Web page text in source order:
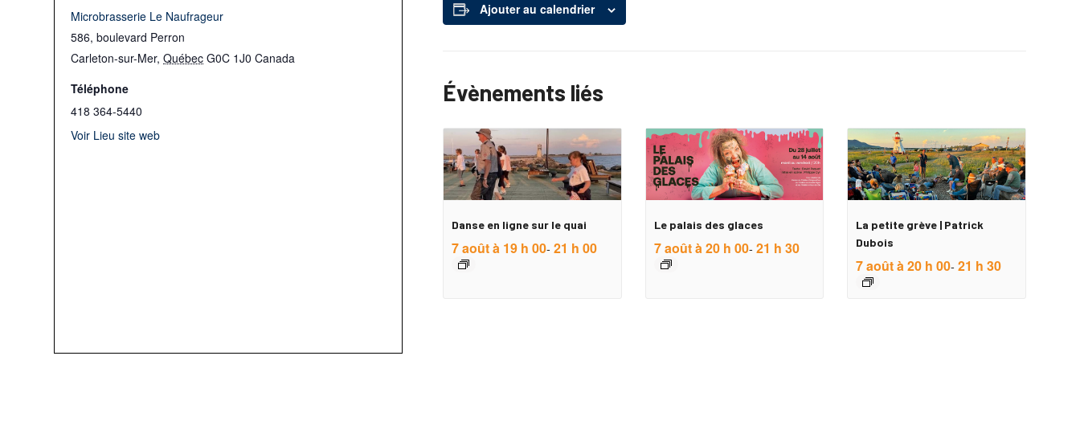
Ajouter au calendrier
Évènements liés
Danse en ligne sur le quai
7 août à 19 h 00- 21 h 00
Le palais des glaces
7 août à 20 h 00- 21 h 30
La petite grève | Patrick
Dubois
7 août à 20 h 00- 21 h 30
Microbrasserie Le Naufrageur
586, boulevard Perron
Carleton-sur-Mer, Québec G0C 1J0 Canada
Téléphone
418 364-5440
Voir Lieu site web